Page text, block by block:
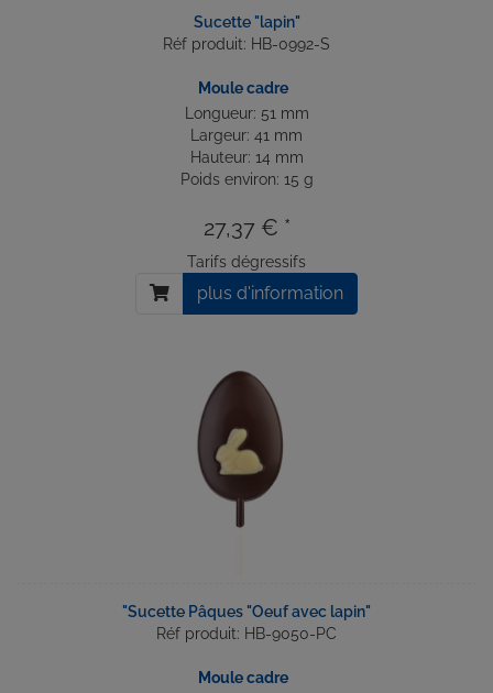
Sucette "lapin"
Réf produit: HB-0992-S
Moule cadre
Longueur: 51 mm
Largeur: 41 mm
Hauteur: 14 mm
Poids environ: 15 g
27,37 € *
Tarifs dégressifs
plus d'information
"Sucette Pâques "Oeuf avec lapin"
Réf produit: HB-9050-PC
Moule cadre